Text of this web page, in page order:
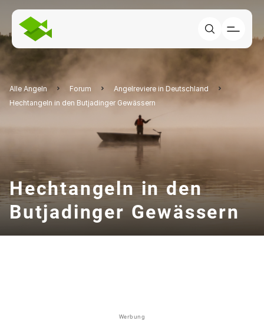
Alle Angeln Forum
Angelreviere in Deutschland
Hechtangeln in den Butjadinger Gewässern
Hechtangeln in den
Butjadinger Gewässern
Werbung